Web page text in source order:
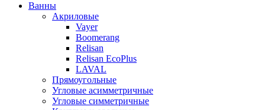
Ванны
Акриловые
Vayer
Boomerang
Relisan
Relisan EcoPlus
LAVAL
Прямоугольные
Угловые асимметричные
Угловые симметричные